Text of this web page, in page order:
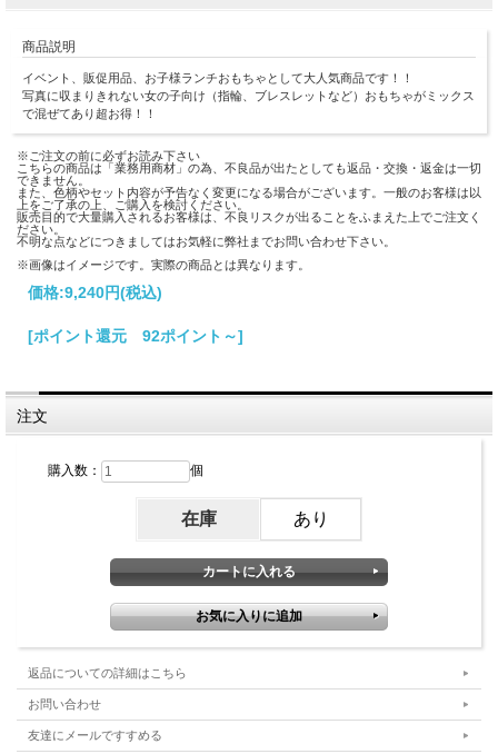
商品説明
イベント、販促用品、お子様ランチおもちゃとして大人気商品です！！
写真に収まりきれない女の子向け（指輪、ブレスレットなど）おもちゃがミックス
で混ぜてあり超お得！！
※ご注文の前に必ずお読み下さい
こちらの商品は「業務用商材」の為、不良品が出たとしても返品・交換・返金は一切
できません。
また、色柄やセット内容が予告なく変更になる場合がございます。一般のお客様は以
上をご了承の上、ご購入を検討ください。
販売目的で大量購入されるお客様は、不良リスクが出ることをふまえた上でご注文く
ださい。
不明な点などにつきましてはお気軽に弊社までお問い合わせ下さい。
※画像はイメージです。実際の商品とは異なります。
価格:9,240円(税込)
[ポイント還元 92ポイント～]
注文
購入数： 個
在庫 あり
返品についての詳細はこちら
お問い合わせ
友達にメールですすめる